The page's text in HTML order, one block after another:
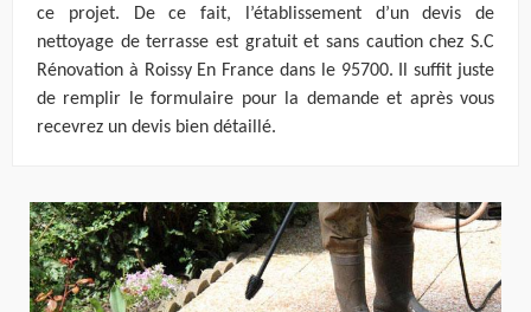
ce projet. De ce fait, l’établissement d’un devis de
nettoyage de terrasse est gratuit et sans caution chez S.C
Rénovation à Roissy En France dans le 95700. Il suffit juste
de remplir le formulaire pour la demande et après vous
recevrez un devis bien détaillé.